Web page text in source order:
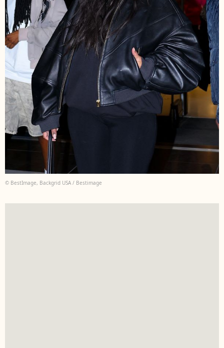
© BestImage, Backgrid USA / Bestimage